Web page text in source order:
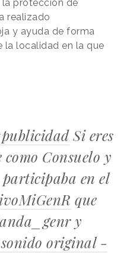
protección de
realizado
y ayuda de forma
la localidad en la que
Si eres
Consuelo y
en el
que
y
original -